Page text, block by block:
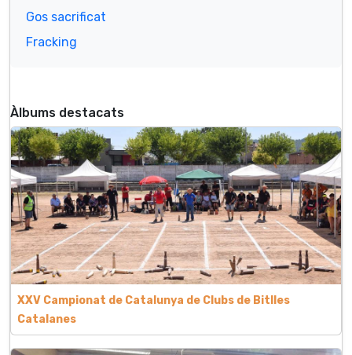
Gos sacrificat
Fracking
Àlbums destacats
XXV Campionat de Catalunya de Clubs de Bitlles
Catalanes